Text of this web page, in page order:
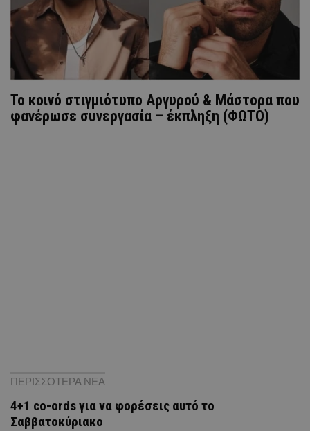
Το κοινό στιγμιότυπο Αργυρού & Μάστορα που
φανέρωσε συνεργασία – έκπληξη (ΦΩΤΟ)
ΠΕΡΙΣΣΟΤΕΡΑ ΝΕΑ
4+1 co-ords για να φορέσεις αυτό το
Σαββατοκύριακο